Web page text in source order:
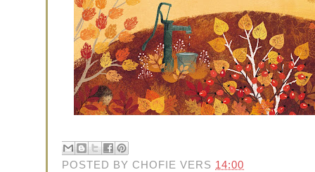
POSTED BY CHOFIE VERS 14:00